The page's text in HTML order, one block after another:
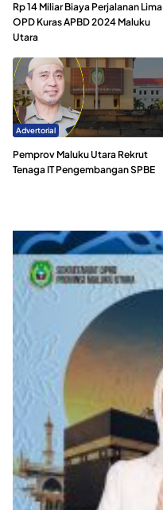
Rp 14 Miliar Biaya Perjalanan Lima
OPD Kuras APBD 2024 Maluku
Utara
Advertorial
Pemprov Maluku Utara Rekrut
Tenaga IT Pengembangan SPBE